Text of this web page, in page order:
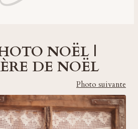
NOËL |
DE NOËL
Photo suivante